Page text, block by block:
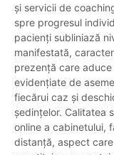
și servicii de
spre progresul
pacienți subliniază
manifestată,
prezență care
evidențiate de
fiecărui caz și
ședințelor. Calitatea
online a cabinetului,
distanță, aspect